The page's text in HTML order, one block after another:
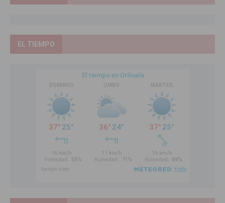
EL TIEMPO